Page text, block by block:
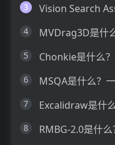
3
4
5
6
7
8